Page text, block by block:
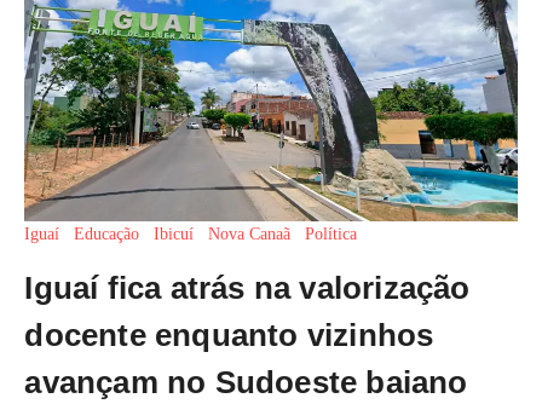
Iguaí Educação Ibicuí Nova Canaã Política
Iguaí fica atrás na valorização
docente enquanto vizinhos
avançam no Sudoeste baiano